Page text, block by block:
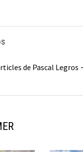
de Pascal Legros